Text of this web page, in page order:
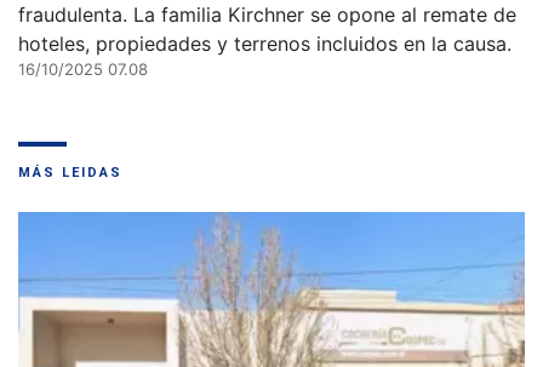
fraudulenta. La familia Kirchner se opone al remate de
hoteles, propiedades y terrenos incluidos en la causa.
16/10/2025 07.08
MÁS LEIDAS